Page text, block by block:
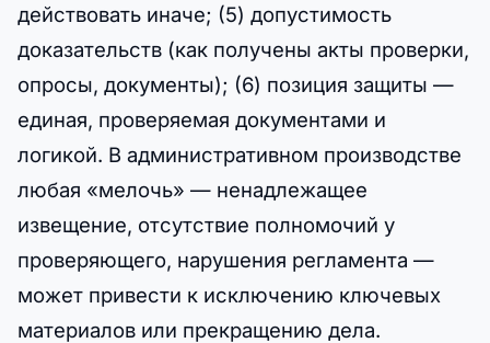
действовать иначе; (5) допустимость
доказательств (как получены акты проверки,
опросы, документы); (6) позиция защиты —
единая, проверяемая документами и
логикой. В административном производстве
любая «мелочь» — ненадлежащее
извещение, отсутствие полномочий у
проверяющего, нарушения регламента —
может привести к исключению ключевых
материалов или прекращению дела.